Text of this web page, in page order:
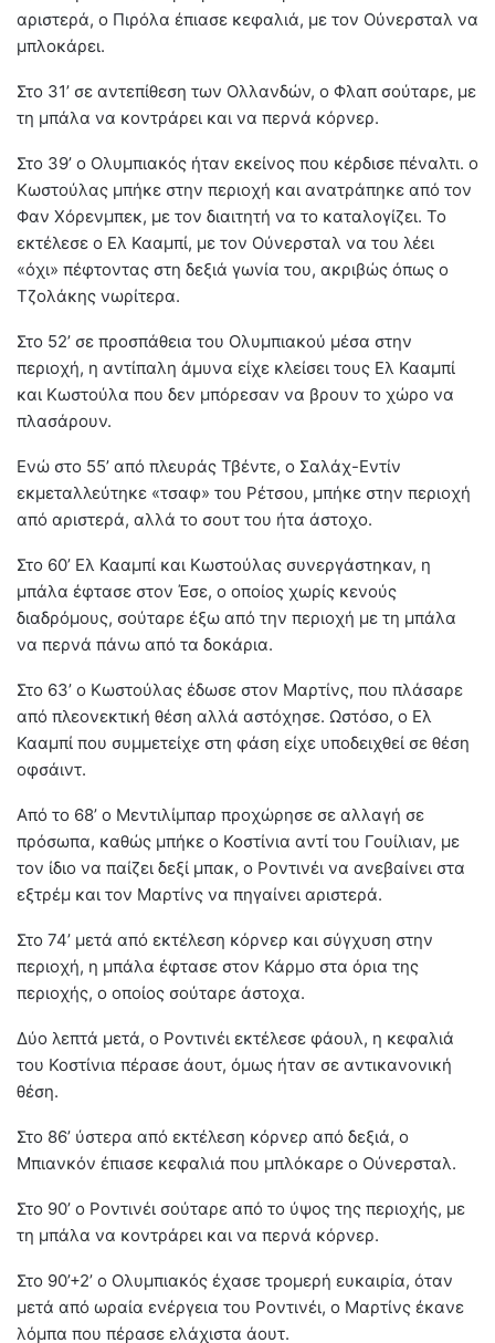
αριστερά, ο Πιρόλα έπιασε κεφαλιά, με τον Ούνερσταλ να
μπλοκάρει.
Στο 31’ σε αντεπίθεση των Ολλανδών, ο Φλαπ σούταρε, με
τη μπάλα να κοντράρει και να περνά κόρνερ.
Στο 39’ ο Ολυμπιακός ήταν εκείνος που κέρδισε πέναλτι. ο
Κωστούλας μπήκε στην περιοχή και ανατράπηκε από τον
Φαν Χόρενμπεκ, με τον διαιτητή να το καταλογίζει. Το
εκτέλεσε ο Ελ Κααμπί, με τον Ούνερσταλ να του λέει
«όχι» πέφτοντας στη δεξιά γωνία του, ακριβώς όπως ο
Τζολάκης νωρίτερα.
Στο 52’ σε προσπάθεια του Ολυμπιακού μέσα στην
περιοχή, η αντίπαλη άμυνα είχε κλείσει τους Ελ Κααμπί
και Κωστούλα που δεν μπόρεσαν να βρουν το χώρο να
πλασάρουν.
Ενώ στο 55’ από πλευράς Τβέντε, ο Σαλάχ-Εντίν
εκμεταλλεύτηκε «τσαφ» του Ρέτσου, μπήκε στην περιοχή
από αριστερά, αλλά το σουτ του ήτα άστοχο.
Στο 60’ Ελ Κααμπί και Κωστούλας συνεργάστηκαν, η
μπάλα έφτασε στον Έσε, ο οποίος χωρίς κενούς
διαδρόμους, σούταρε έξω από την περιοχή με τη μπάλα
να περνά πάνω από τα δοκάρια.
Στο 63’ ο Κωστούλας έδωσε στον Μαρτίνς, που πλάσαρε
από πλεονεκτική θέση αλλά αστόχησε. Ωστόσο, ο Ελ
Κααμπί που συμμετείχε στη φάση είχε υποδειχθεί σε θέση
οφσάιντ.
Από το 68’ ο Μεντιλίμπαρ προχώρησε σε αλλαγή σε
πρόσωπα, καθώς μπήκε ο Κοστίνια αντί του Γουίλιαν, με
τον ίδιο να παίζει δεξί μπακ, ο Ροντινέι να ανεβαίνει στα
εξτρέμ και τον Μαρτίνς να πηγαίνει αριστερά.
Στο 74’ μετά από εκτέλεση κόρνερ και σύγχυση στην
περιοχή, η μπάλα έφτασε στον Κάρμο στα όρια της
περιοχής, ο οποίος σούταρε άστοχα.
Δύο λεπτά μετά, ο Ροντινέι εκτέλεσε φάουλ, η κεφαλιά
του Κοστίνια πέρασε άουτ, όμως ήταν σε αντικανονική
θέση.
Στο 86’ ύστερα από εκτέλεση κόρνερ από δεξιά, ο
Μπιανκόν έπιασε κεφαλιά που μπλόκαρε ο Ούνερσταλ.
Στο 90’ ο Ροντινέι σούταρε από το ύψος της περιοχής, με
τη μπάλα να κοντράρει και να περνά κόρνερ.
Στο 90’+2’ ο Ολυμπιακός έχασε τρομερή ευκαιρία, όταν
μετά από ωραία ενέργεια του Ροντινέι, ο Μαρτίνς έκανε
λόμπα που πέρασε ελάχιστα άουτ.